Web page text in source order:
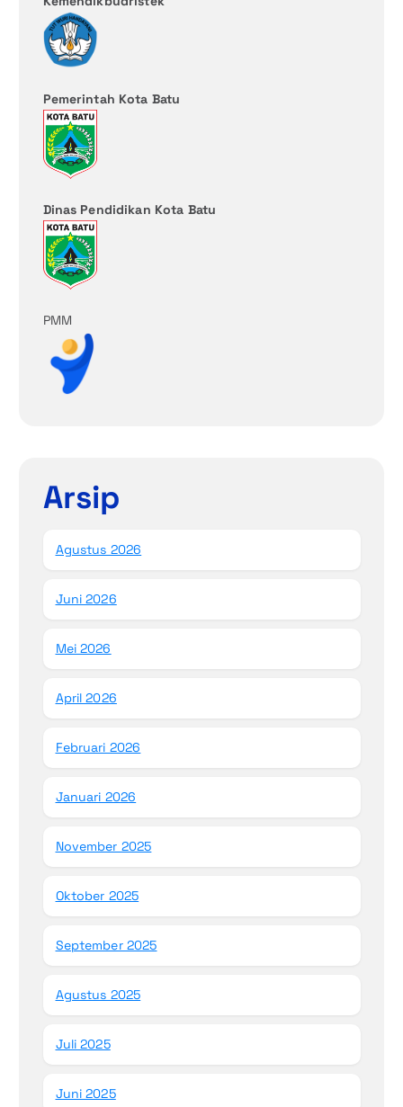
Pemerintah Kota Batu
Dinas Pendidikan Kota Batu
PMM
Arsip
Agustus 2026
Juni 2026
Mei 2026
April 2026
Februari 2026
Januari 2026
November 2025
Oktober 2025
September 2025
Agustus 2025
Juli 2025
Juni 2025